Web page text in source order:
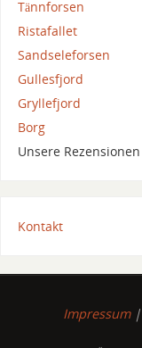
Tännforsen
Ristafallet
Sandseleforsen
Gullesfjord
Gryllefjord
Borg
Unsere
Kontakt
Impressum|